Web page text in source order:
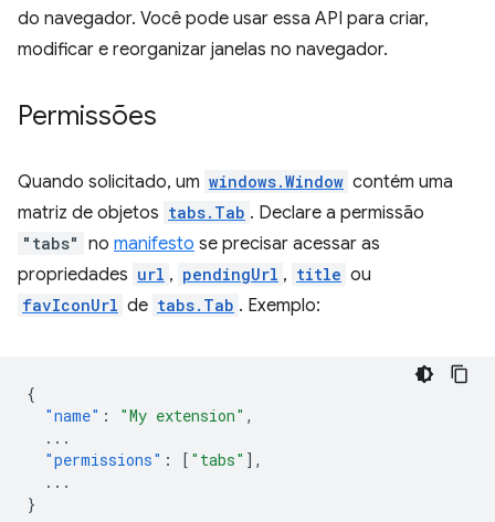
do navegador. Você pode usar essa API para criar,
modificar e reorganizar janelas no navegador.
Permissões
Quando solicitado, um windows.Window contém uma
matriz de objetos tabs.Tab . Declare a permissão
"tabs" no manifesto se precisar acessar as
propriedades url , pendingUrl , title ou
favIconUrl de tabs.Tab . Exemplo:
{
"name" : "My extension" ,
...
"permissions" : [ "tabs" ],
...
}